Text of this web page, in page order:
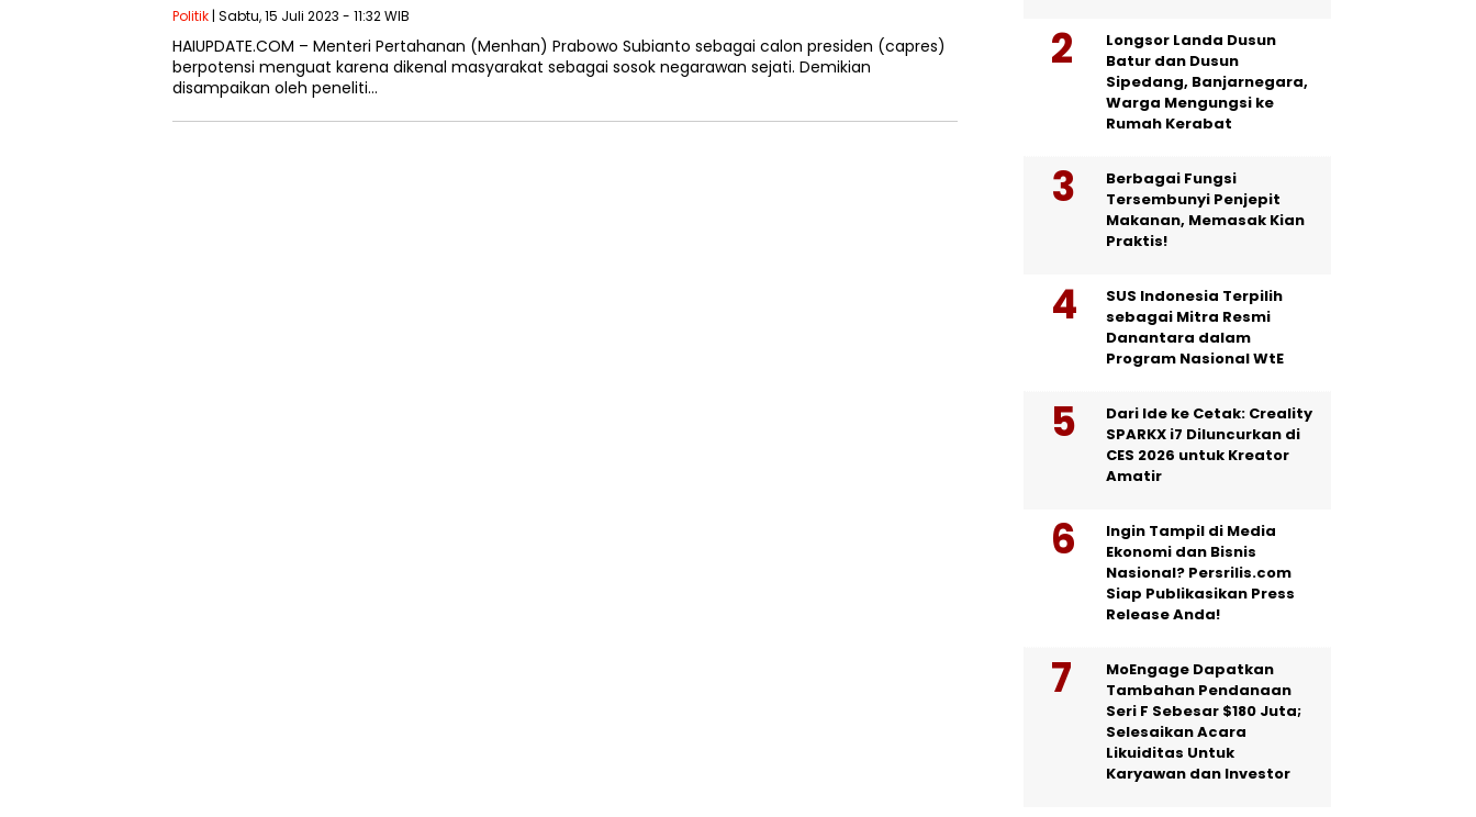
Politik | Sabtu, 15 Juli 2023 - 11:32 WIB
HAIUPDATE.COM – Menteri Pertahanan (Menhan) Prabowo Subianto sebagai calon presiden (capres)
berpotensi menguat karena dikenal masyarakat sebagai sosok negarawan sejati. Demikian
disampaikan oleh peneliti…
Longsor Landa Dusun
Batur dan Dusun
Sipedang, Banjarnegara,
Warga Mengungsi ke
Rumah Kerabat
Berbagai Fungsi
Tersembunyi Penjepit
Makanan, Memasak Kian
Praktis!
SUS Indonesia Terpilih
sebagai Mitra Resmi
Danantara dalam
Program Nasional WtE
Dari Ide ke Cetak: Creality
SPARKX i7 Diluncurkan di
CES 2026 untuk Kreator
Amatir
Ingin Tampil di Media
Ekonomi dan Bisnis
Nasional? Persrilis.com
Siap Publikasikan Press
Release Anda!
MoEngage Dapatkan
Tambahan Pendanaan
Seri F Sebesar $180 Juta;
Selesaikan Acara
Likuiditas Untuk
Karyawan dan Investor